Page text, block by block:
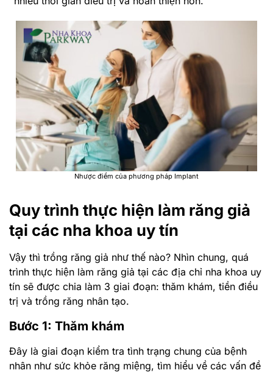
Nhược điểm của phương pháp Implant
Quy trình thực hiện làm răng giả
tại các nha khoa uy tín
Vậy thì trồng răng giả như thế nào? Nhìn chung, quá
trình thực hiện làm răng giả tại các địa chỉ nha khoa uy
tín sẽ được chia làm 3 giai đoạn: thăm khám, tiền điều
trị và trồng răng nhân tạo.
Bước 1: Thăm khám
Đây là giai đoạn kiểm tra tình trạng chung của bệnh
nhân như sức khỏe răng miệng, tìm hiểu về các vấn đề